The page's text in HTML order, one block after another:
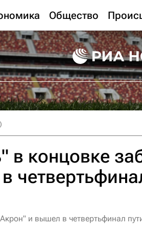
Общество
в концовке
и вышел в четвертьфинал